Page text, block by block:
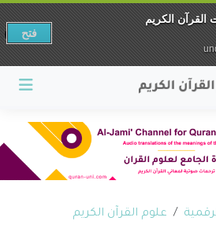
علوم القرآن الكريم
القرآن الكريم
فتح